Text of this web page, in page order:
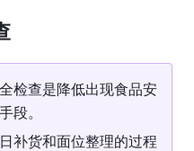
检查是降低出现食品安
段。
补货和面位整理的过程